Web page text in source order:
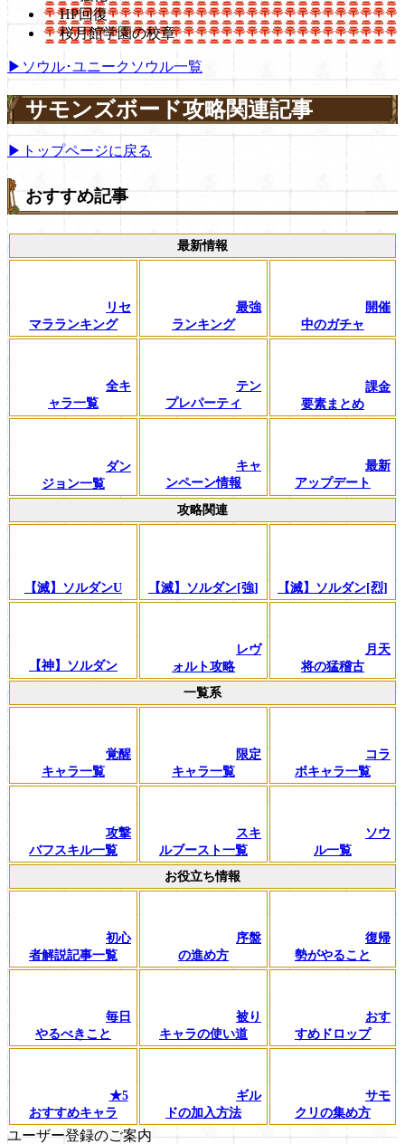
HP回復
桜月館学園の校章
▶ソウル･ユニークソウル一覧
サモンズボード攻略関連記事
▶トップページに戻る
おすすめ記事
最新情報
リセ
マラランキング
最強
ランキング
開催
中のガチャ
全キ
ャラ一覧
テン
プレパーティ
課金
要素まとめ
ダン
ジョン一覧
キャ
ンペーン情報
最新
アップデート
攻略関連
【滅】ソルダンU 【滅】ソルダン[強] 【滅】ソルダン[烈]
【神】ソルダン
レヴ
ォルト攻略
月天
将の猛稽古
一覧系
覚醒
キャラ一覧
限定
キャラ一覧
コラ
ボキャラ一覧
攻撃
バフスキル一覧
スキ
ルブースト一覧
ソウ
ル一覧
お役立ち情報
初心
者解説記事一覧
序盤
の進め方
復帰
勢がやること
毎日
やるべきこと
被り
キャラの使い道
おす
すめドロップ
★5
おすすめキャラ
ギル
ドの加入方法
サモ
クリの集め方
ユーザー登録のご案内